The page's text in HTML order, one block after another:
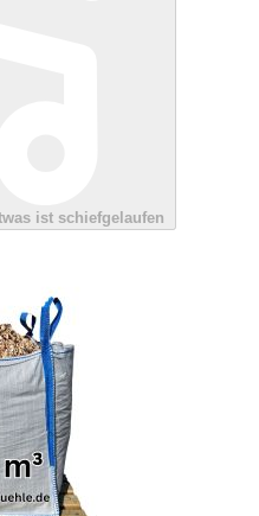
ist schiefgelaufen